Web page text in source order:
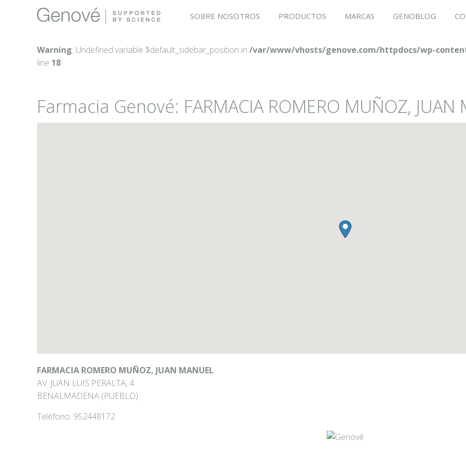
SOBRE NOSOTROS PRODUCTOS MARCAS GENOBLOG
Warning: Undefined variable $default_sidebar_position in /var/www/vhosts/genove.com/httpdocs/wp-
line 18
Farmacia Genové: FARMACIA ROMERO MUÑOZ, JUAN
FARMACIA ROMERO MUÑOZ, JUAN MANUEL
AV. JUAN LUIS PERALTA, 4
BENALMADENA (PUEBLO)
Teléfono: 952448172